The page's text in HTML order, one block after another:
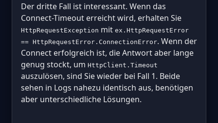
Der dritte Fall ist interessant. Wenn das
Connect-Timeout erreicht wird, erhalten Sie
HttpRequestException mit ex.HttpRequestError
== HttpRequestError.ConnectionError. Wenn der
Connect erfolgreich ist, die Antwort aber lange
genug stockt, um HttpClient.Timeout
auszulösen, sind Sie wieder bei Fall 1. Beide
sehen in Logs nahezu identisch aus, benötigen
aber unterschiedliche Lösungen.